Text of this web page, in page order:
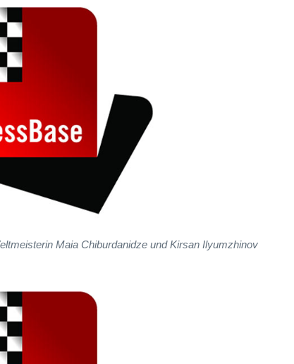
Maia Chiburdanidze und Kirsan Ilyumzhinov